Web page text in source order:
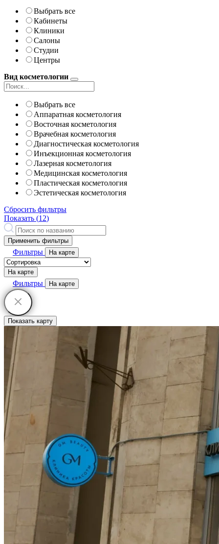
Выбрать все
Кабинеты
Клиники
Салоны
Студии
Центры
Вид косметологии
Выбрать все
Аппаратная косметология
Восточная косметология
Врачебная косметология
Диагностическая косметология
Инъекционная косметология
Лазерная косметология
Медицинская косметология
Пластическая косметология
Эстетическая косметология
Сбросить фильтры
Показать (12)
Применить фильтры
Фильтры На карте
На карте
Фильтры На карте
Показать карту